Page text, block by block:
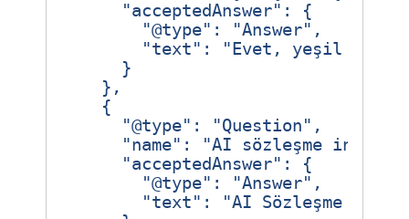
"acceptedAnswer" :
{
"@type" : "Answer" ,
"text" :
"Evet, yeşil çatı
}
},
{
"@type" : "Question" ,
"name" :
"AI sözleşme
"acceptedAnswer" :
{
"@type" : "Answer" ,
"text" :
"AI Sözleşme